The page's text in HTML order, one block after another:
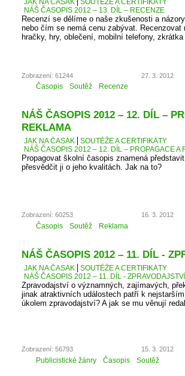
NÁŠ ČASOPIS 2012 – 13. DÍL – RECENZE
Recenzí se dělíme o naše zkušenosti a
nebo čím se nemá cenu zabývat. Recenzovat
hračky, hry, oblečení, mobilní telefony,
Zobrazení: 61244 27. 3. 2012
Časopis Soutěž Recenze
NÁŠ ČASOPIS 2012 – 12. DÍL –
REKLAMA
JAK NA ČASÁK
SOUTĚŽE A CERTIFIKÁTY
NÁŠ ČASOPIS 2012 – 12. DÍL – PROPAGACE A
Propagovat školní časopis znamená
přesvědčit ji o jeho kvalitách. Jak na to?
Zobrazení: 60253 16. 3. 2012
Časopis Soutěž Reklama
NÁŠ ČASOPIS 2012 – 11. DÍL -
JAK NA ČASÁK
SOUTĚŽE A CERTIFIKÁTY
NÁŠ ČASOPIS 2012 – 11. DÍL - ZPRAVODAJSTVÍ
Zpravodajství o významných, zajímavých,
jinak atraktivních událostech patří k
úkolem zpravodajství? A jak se mu věnují
Zobrazení: 56793 15. 3. 2012
Publicistické žánry Časopis Soutěž